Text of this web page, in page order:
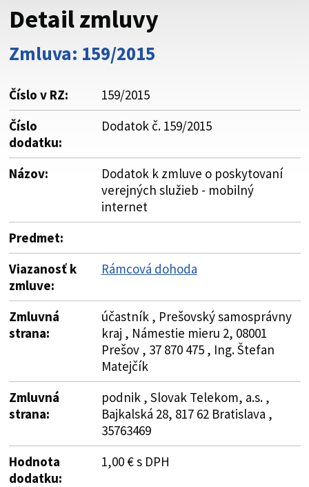
Buďte pozorní a vždy sa uistite, že zdieľate informácie iba
cez zabezpečenú webovú stránku. Zabezpečená stránka
vždy začína https:// pred názvom domény webového sídla.
Detail zmluvy
Zmluva: 159/2015
Číslo v RZ:
159/2015
Číslo
dodatku:
Dodatok č. 159/2015
Názov:
Dodatok k zmluve o poskytovaní
verejných služieb - mobilný
internet
Predmet:
Viazanosť k
zmluve:
Rámcová dohoda
Zmluvná
strana:
účastník , Prešovský samosprávny
kraj , Námestie mieru 2, 08001
Prešov , 37 870 475 , Ing. Štefan
Matejčík
Zmluvná
strana:
podnik , Slovak Telekom, a.s. ,
Bajkalská 28, 817 62 Bratislava ,
35763469
Hodnota
dodatku:
1,00 € s DPH